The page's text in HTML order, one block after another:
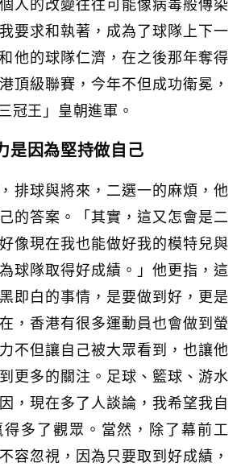
要求和執著，成為了球隊上下一
他的球隊仁濟，在之後那年奪得
頂級聯賽，今年不但成功衛冕，
冠王」皇朝進軍。
是因為堅持做自己
排球與將來，二選一的麻煩，他
的答案。「其實，這又怎會是二
像現在我也能做好我的模特兒與
球隊取得好成績。」他更指，這
即白的事情，是要做到好，更是
，香港有很多運動員也會做到螢
不但讓自己被大眾看到，也讓他
更多的關注。足球、籃球、游水
，現在多了人談論，我希望我自
多了觀眾。當然，除了幕前工
容忽視，因為只要取到好成績，